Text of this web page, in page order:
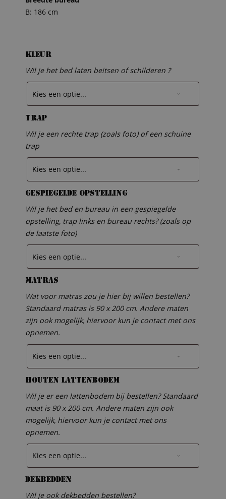
B: 186 cm
Kleur
Wil je het bed laten beitsen of schilderen ?
Trap
Wil je een rechte trap (zoals foto) of een schuine
trap
Gespiegelde opstelling
Wil je het bed en bureau in een gespiegelde
opstelling, trap links en bureau rechts? (zoals op
de laatste foto)
Matras
Wat voor matras zou je hier bij willen bestellen?
Standaard matras is 90 x 200 cm. Andere maten
zijn ook mogelijk, hiervoor kun je contact met ons
opnemen.
Houten lattenbodem
Wil je er een lattenbodem bij bestellen? Standaard
maat is 90 x 200 cm. Andere maten zijn ook
mogelijk, hiervoor kun je contact met ons
opnemen.
Dekbedden
Wil je ook dekbedden bestellen?